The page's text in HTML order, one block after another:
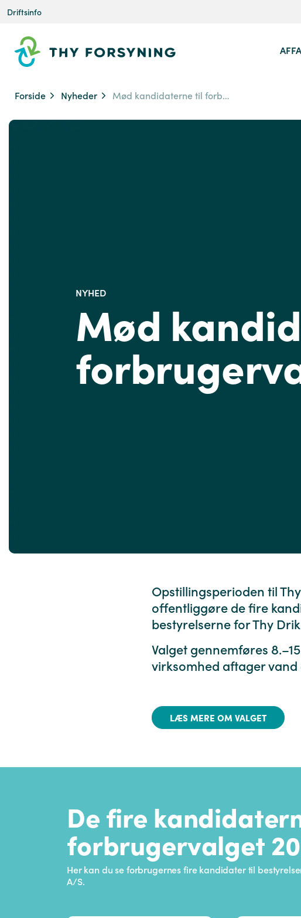
Driftsinfo
Forside Nyheder Mød kandidaterne til forbrugervalget 2025
NYHED
Mød
Opstillingsperioden til
offentliggøre de fire
bestyrelserne for Thy
Valget gennemføres
virksomhed aftager
LÆS MERE OM VALGET
De fire
forbrugervalget
Her kan du se forbrugernes fire kandidater til
A/S.